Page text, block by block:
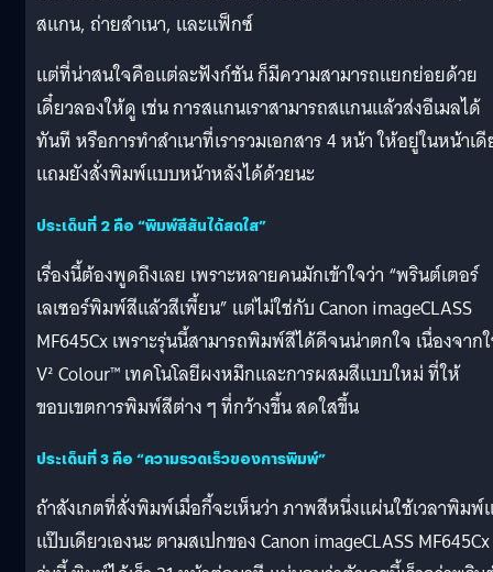
สแกน, ถ่ายสำเนา, และแฟ็กซ์
แต่ที่น่าสนใจคือแต่ละฟังก์ชัน ก็มีความสามารถแยกย่อยด้วย
เดี๋ยวลองให้ดู เช่น การสแกนเราสามารถสแกนแล้วส่งอีเมลได้
ทันที หรือการทำสำเนาที่เรารวมเอกสาร 4 หน้า ให้อยู่ในหน้าเ
แถมยังสั่งพิมพ์แบบหน้าหลังได้ด้วยนะ
ประเด็นที่ 2 คือ “พิมพ์สีสันได้สดใส”
เรื่องนี้ต้องพูดถึงเลย เพราะหลายคนมักเข้าใจว่า “พรินต์เตอร์
เลเซอร์พิมพ์สีแล้วสีเพี้ยน” แต่ไม่ใช่กับ Canon imageCLASS
MF645Cx เพราะรุ่นนี้สามารถพิมพ์สีได้ดีจนน่าตกใจ เนื่องจาก
V² Colour™ เทคโนโลยีผงหมึกและการผสมสีแบบใหม่ ที่ให้
ขอบเขตการพิมพ์สีต่าง ๆ ที่กว้างขึ้น สดใสขึ้น
ประเด็นที่ 3 คือ “ความรวดเร็วของการพิมพ์”
ถ้าสังเกตที่สั่งพิมพ์เมื่อกี้จะเห็นว่า ภาพสีหนึ่งแผ่นใช้เวลาพิมพ์
แป๊บเดียวเองนะ ตามสเปกของ Canon imageCLASS MF645Cx